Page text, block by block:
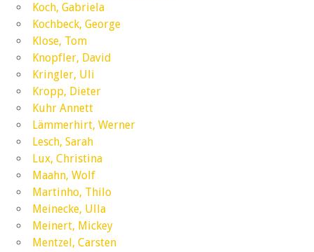
Koch, Gabriela
Kochbeck, George
Klose, Tom
Knopfler, David
Kringler, Uli
Kropp, Dieter
Kuhr Annett
Lämmerhirt, Werner
Lesch, Sarah
Lux, Christina
Maahn, Wolf
Martinho, Thilo
Meinecke, Ulla
Meinert, Mickey
Mentzel, Carsten